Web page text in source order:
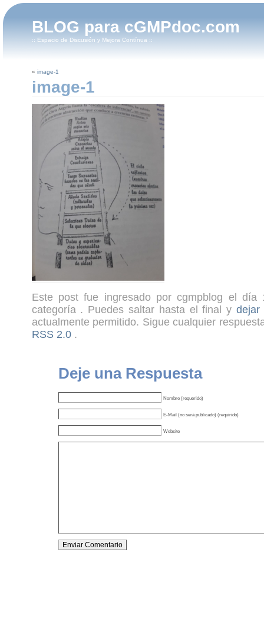
BLOG para cGMPdoc.com
:: Espacio de Discusión y Mejora Contínua ::
« image-1
image-1
Este post fue ingresado por cgmpblog el
categoría . Puedes saltar hasta el final ydejar
actualmente permitido. Sigue cualquier
RSS 2.0.
Deje una Respuesta
Nombre (requerido)
E-Mail (no será publicado) (requirido)
Website